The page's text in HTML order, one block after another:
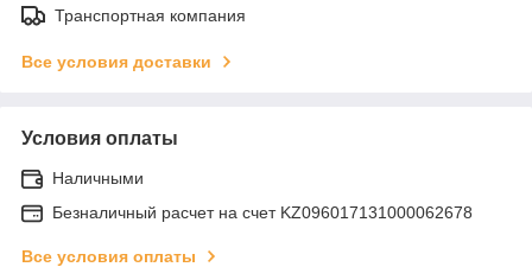
Транспортная компания
Все условия доставки
Условия оплаты
Наличными
Безналичный расчет на счет KZ096017131000062678
Все условия оплаты